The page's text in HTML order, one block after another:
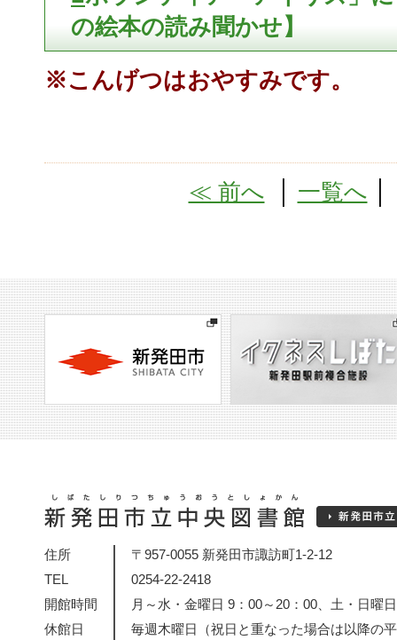
の絵本の読み聞かせ】
※こんげつはおやすみです。
≪ 前へ 一覧へ
住所
〒957-0055 新発田市諏訪町1-2-12
TEL
0254-22-2418
開館時間
月～水・金曜日 9：00～20：00、土・日曜
休館日
毎週木曜日（祝日と重なった場合は以降の